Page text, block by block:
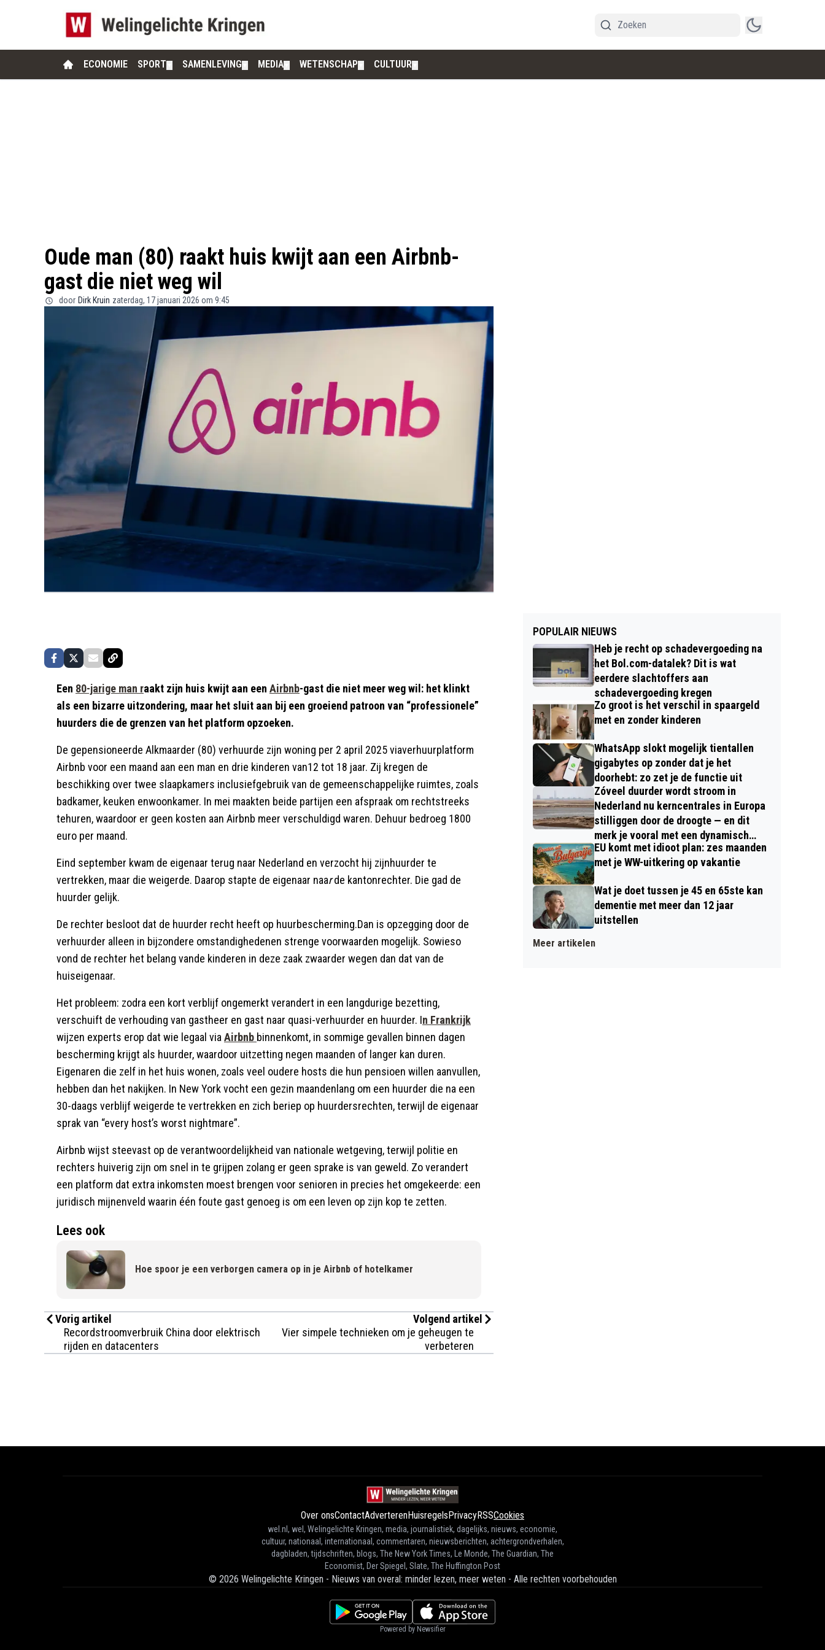
ECONOMIE SPORT SAMENLEVING MEDIA WETENSCHAP CULTUUR
Oude man (80) raakt huis kwijt aan een Airbnb-
gast die niet weg wil
door Dirk Kruin zaterdag, 17 januari 2026 om 9:45
Een 80-jarige man raakt zijn huis kwijt aan een Airbnb-gast die niet meer weg wil: het klinkt
als een bizarre uitzondering, maar het sluit aan bij een groeiend patroon van “professionele”
huurders die de grenzen van het platform opzoeken.
De gepensioneerde Alkmaarder (80) verhuurde zijn woning per 2 april 2025 viaverhuurplatform
Airbnb voor een maand aan een man en drie kinderen van12 tot 18 jaar. Zij kregen de
beschikking over twee slaapkamers inclusiefgebruik van de gemeenschappelijke ruimtes, zoals
badkamer, keuken enwoonkamer. In mei maakten beide partijen een afspraak om rechtstreeks
tehuren, waardoor er geen kosten aan Airbnb meer verschuldigd waren. Dehuur bedroeg 1800
euro per maand.
Eind september kwam de eigenaar terug naar Nederland en verzocht hij zijnhuurder te
vertrekken, maar die weigerde. Daarop stapte de eigenaar naarde kantonrechter. Die gad de
huurder gelijk.
De rechter besloot dat de huurder recht heeft op huurbescherming.Dan is opzegging door de
verhuurder alleen in bijzondere omstandighedenen strenge voorwaarden mogelijk. Sowieso
vond de rechter het belang vande kinderen in deze zaak zwaarder wegen dan dat van de
huiseigenaar.
Het probleem: zodra een kort verblijf ongemerkt verandert in een langdurige bezetting,
verschuift de verhouding van gastheer en gast naar quasi-verhuurder en huurder. In Frankrijk
wijzen experts erop dat wie legaal via Airbnb binnenkomt, in sommige gevallen binnen dagen
bescherming krijgt als huurder, waardoor uitzetting negen maanden of langer kan duren.
Eigenaren die zelf in het huis wonen, zoals veel oudere hosts die hun pensioen willen aanvullen,
hebben dan het nakijken. In New York vocht een gezin maandenlang om een huurder die na een
30-daags verblijf weigerde te vertrekken en zich beriep op huurdersrechten, terwijl de eigenaar
sprak van “every host’s worst nightmare”.
Airbnb wijst steevast op de verantwoordelijkheid van nationale wetgeving, terwijl politie en
rechters huiverig zijn om snel in te grijpen zolang er geen sprake is van geweld. Zo verandert
een platform dat extra inkomsten moest brengen voor senioren in precies het omgekeerde: een
juridisch mijnenveld waarin één foute gast genoeg is om een leven op zijn kop te zetten.
Lees ook
Hoe spoor je een verborgen camera op in je Airbnb of hotelkamer
Vorig artikel
Recordstroomverbruik China door elektrisch
rijden en datacenters
Volgend artikel
Vier simpele technieken om je geheugen te
verbeteren
POPULAIR NIEUWS
Heb je recht op schadevergoeding na
het Bol.com-datalek? Dit is wat
eerdere slachtoffers aan
schadevergoeding kregen
Zo groot is het verschil in spaargeld
met en zonder kinderen
WhatsApp slokt mogelijk tientallen
gigabytes op zonder dat je het
doorhebt: zo zet je de functie uit
Zóveel duurder wordt stroom in
Nederland nu kerncentrales in Europa
stilliggen door de droogte — en dit
merk je vooral met een dynamisch
contract
EU komt met idioot plan: zes maanden
met je WW-uitkering op vakantie
Wat je doet tussen je 45 en 65ste kan
dementie met meer dan 12 jaar
uitstellen
Meer artikelen
Over onsContactAdverterenHuisregels PrivacyRSSCookies
wel.nl, wel, Welingelichte Kringen, media, journalistiek, dagelijks, nieuws, economie,
cultuur, nationaal, internationaal, commentaren, nieuwsberichten, achtergrondverhalen,
dagbladen, tijdschriften, blogs, The New York Times, Le Monde, The Guardian, The
Economist, Der Spiegel, Slate, The Huffington Post
© 2026 Welingelichte Kringen - Nieuws van overal: minder lezen, meer weten - Alle rechten voorbehouden
Powered by Newsifier